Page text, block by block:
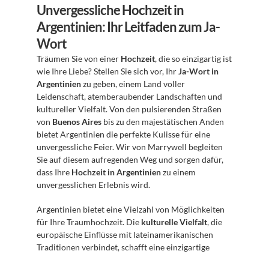
Unvergessliche Hochzeit in
Argentinien: Ihr Leitfaden zum Ja-
Wort
Träumen Sie von einer Hochzeit, die so einzigartig ist
wie Ihre Liebe? Stellen Sie sich vor, Ihr Ja-Wort in
Argentinien zu geben, einem Land voller
Leidenschaft, atemberaubender Landschaften und
kultureller Vielfalt. Von den pulsierenden Straßen
von Buenos Aires bis zu den majestätischen Anden
bietet Argentinien die perfekte Kulisse für eine
unvergessliche Feier. Wir von Marrywell begleiten
Sie auf diesem aufregenden Weg und sorgen dafür,
dass Ihre Hochzeit in Argentinien zu einem
unvergesslichen Erlebnis wird.
Argentinien bietet eine Vielzahl von Möglichkeiten
für Ihre Traumhochzeit. Die kulturelle Vielfalt, die
europäische Einflüsse mit lateinamerikanischen
Traditionen verbindet, schafft eine einzigartige